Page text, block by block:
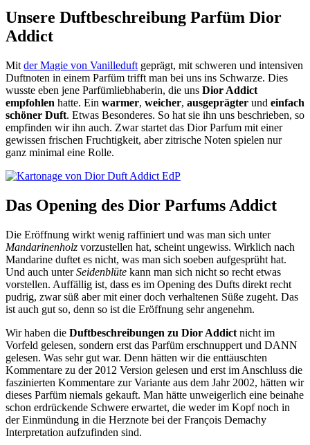
Unsere Duftbeschreibung Parfüm Dior
Addict
Mit der Magie von Vanilleduft geprägt, mit schweren und intensiven
Duftnoten in einem Parfüm trifft man bei uns ins Schwarze. Dies
wusste eben jene Parfümliebhaberin, die uns Dior Addict
empfohlen hatte. Ein warmer, weicher, ausgeprägter und einfach
schöner Duft. Etwas Besonderes. So hat sie ihn uns beschrieben, so
empfinden wir ihn auch. Zwar startet das Dior Parfum mit einer
gewissen frischen Fruchtigkeit, aber zitrische Noten spielen nur
ganz minimal eine Rolle.
Das Opening des Dior Parfums Addict
Die Eröffnung wirkt wenig raffiniert und was man sich unter
Mandarinenholz vorzustellen hat, scheint ungewiss. Wirklich nach
Mandarine duftet es nicht, was man sich soeben aufgesprüht hat.
Und auch unterSeidenblüte kann man sich nicht so recht etwas
vorstellen. Auffällig ist, dass es im Opening des Dufts direkt recht
pudrig, zwar süß aber mit einer doch verhaltenen Süße zugeht. Das
ist auch gut so, denn so ist die Eröffnung sehr angenehm.
Wir haben die Duftbeschreibungen zu Dior Addict nicht im
Vorfeld gelesen, sondern erst das Parfüm erschnuppert und DANN
gelesen. Was sehr gut war. Denn hätten wir die enttäuschten
Kommentare zu der 2012 Version gelesen und erst im Anschluss die
faszinierten Kommentare zur Variante aus dem Jahr 2002, hätten wir
dieses Parfüm niemals gekauft. Man hätte unweigerlich eine beinahe
schon erdrückende Schwere erwartet, die weder im Kopf noch in
der Einmündung in die Herznote bei der François Demachy
Interpretation aufzufinden sind.